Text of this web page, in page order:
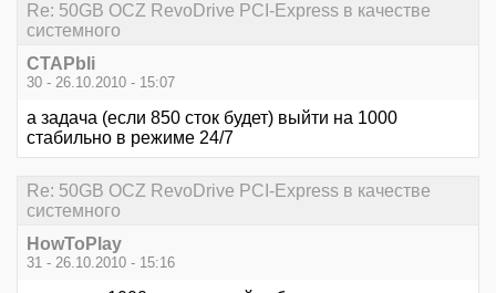
Re: 50GB OCZ RevoDrive PCI-Express в качестве
системного
CTAPbIi
30 - 26.10.2010 - 15:07
а задача (если 850 сток будет) выйти на 1000
стабильно в режиме 24/7
Re: 50GB OCZ RevoDrive PCI-Express в качестве
системного
HowToPlay
31 - 26.10.2010 - 15:16